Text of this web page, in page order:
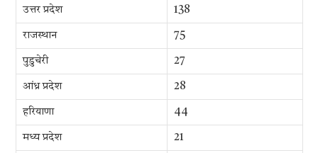
उत्तर प्रदेश 138
राजस्थान 75
पुडुचेरी 27
आंध्र प्रदेश 28
हरियाणा 44
मध्य प्रदेश 21